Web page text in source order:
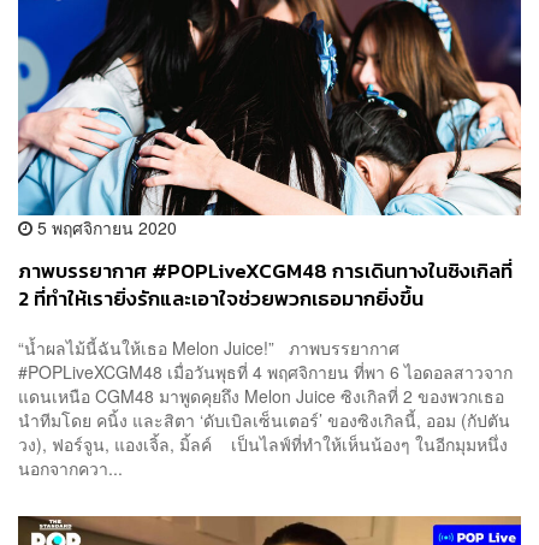
5 พฤศจิกายน 2020
ภาพบรรยากาศ #POPLiveXCGM48 การเดินทางในซิงเกิลที่
2 ที่ทำให้เรายิ่งรักและเอาใจช่วยพวกเธอมากยิ่งขึ้น
“น้ำผลไม้นี้ฉันให้เธอ Melon Juice!” ภาพบรรยากาศ
#POPLiveXCGM48 เมื่อวันพุธที่ 4 พฤศจิกายน ที่พา 6 ไอดอลสาวจาก
แดนเหนือ CGM48 มาพูดคุยถึง Melon Juice ซิงเกิลที่ 2 ของพวกเธอ
นำทีมโดย คนิ้ง และสิตา ‘ดับเบิลเซ็นเตอร์’ ของซิงเกิลนี้, ออม (กัปตัน
วง), ฟอร์จูน, แองเจิ้ล, มิ้ลค์ เป็นไลฟ์ที่ทำให้เห็นน้องๆ ในอีกมุมหนึ่ง
นอกจากควา...